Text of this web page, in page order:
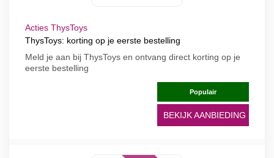
Acties ThysToys
ThysToys: korting op je eerste bestelling
Meld je aan bij ThysToys en ontvang direct korting op je
eerste bestelling
Populair
BEKIJK AANBIEDING